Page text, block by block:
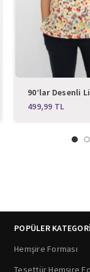
90’lar Desenli
Forma TL
POPÜLER
Hemşire Forması
Tesettür Hemşire